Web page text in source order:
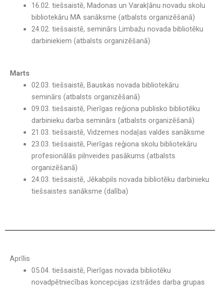
16.02. tiešsaistē, Madonas un Varakļānu novadu skolu
bibliotekāru MA sanāksme (atbalsts organizēšanā)
24.02. tiešsaistē, seminārs Limbažu novada bibliotēku
darbiniekiem (atbalsts organizēšanā)
Marts
02.03. tiešsaistē, Bauskas novada bibliotekāru
seminārs (atbalsts organizēšanā)
09.03. tiešsaistē, Pierīgas reģiona publisko bibliotēku
darbinieku darba seminārs (atbalsts organizēšanā)
21.03. tiešsaistē, Vidzemes nodaļas valdes sanāksme
23.03. tiešsaistē, Pierīgas reģiona skolu bibliotekāru
profesionālās pilnveides pasākums (atbalsts
organizēšanā)
24.03. tiešsaistē, Jēkabpils novada bibliotēku darbinieku
tiešsaistes sanāksme (dalība)
Aprīlis
05.04. tiešsaistē, Pierīgas novada bibliotēku
novadpētniecības koncepcijas izstrādes darba grupas